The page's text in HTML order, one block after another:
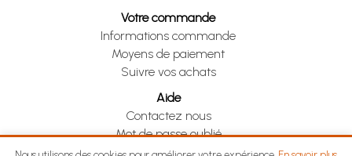
Votre commande
Informations commande
Moyens de paiement
Suivre vos achats
Aide
Contactez nous
Mot de passe oublié
Je me rétracte